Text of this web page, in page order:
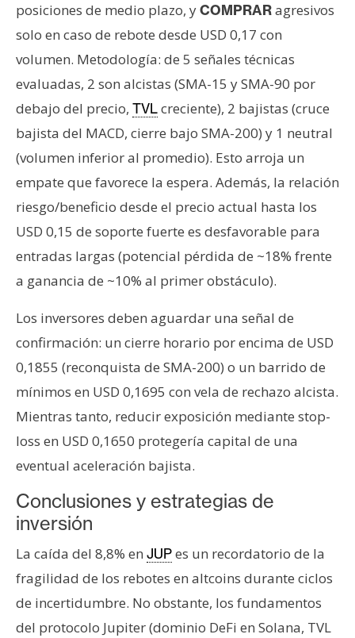
posiciones de medio plazo, yCOMPRARagresivos
solo en caso de rebote desde USD 0,17 con
volumen. Metodología: de 5 señales técnicas
evaluadas, 2 son alcistas (SMA-15 y SMA-90 por
debajo del precio, TVLcreciente), 2 bajistas (cruce
bajista del MACD, cierre bajo SMA-200) y 1 neutral
(volumen inferior al promedio). Esto arroja un
empate que favorece la espera. Además, la relación
riesgo/beneficio desde el precio actual hasta los
USD 0,15 de soporte fuerte es desfavorable para
entradas largas (potencial pérdida de ~18% frente
a ganancia de ~10% al primer obstáculo).
Los inversores deben aguardar una señal de
confirmación: un cierre horario por encima de USD
0,1855 (reconquista de SMA-200) o un barrido de
mínimos en USD 0,1695 con vela de rechazo alcista.
Mientras tanto, reducir exposición mediante stop-
loss en USD 0,1650 protegería capital de una
eventual aceleración bajista.
Conclusiones y estrategias de
inversión
La caída del 8,8% en JUPes un recordatorio de la
fragilidad de los rebotes en altcoins durante ciclos
de incertidumbre. No obstante, los fundamentos
del protocolo Jupiter (dominio DeFi en Solana, TVL